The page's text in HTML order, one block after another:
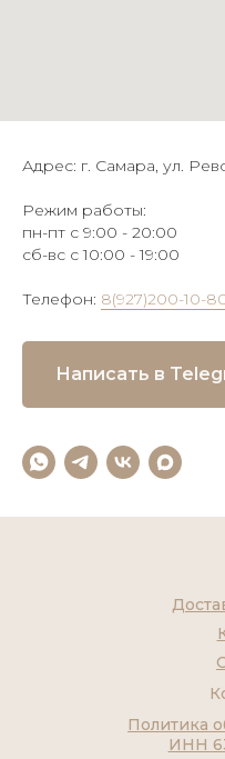
Адрес: г. Самара, ул.
Режим работы:
пн-пт с 9:00 - 20:00
сб-вс с 10:00 - 19:00
Телефон: 8(927)200-10-
Написать в
Политика
ИНН